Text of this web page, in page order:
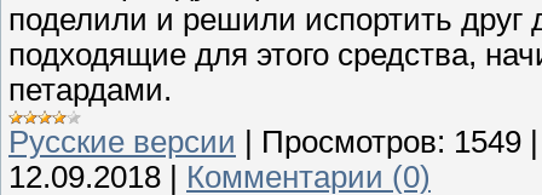
поделили и решили испортить друг
подходящие для этого средства,
петардами.
Русские версии
Просмотров: 1549
12.09.2018
Комментарии (0)